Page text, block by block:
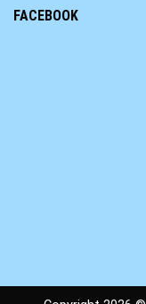
FACEBOOK